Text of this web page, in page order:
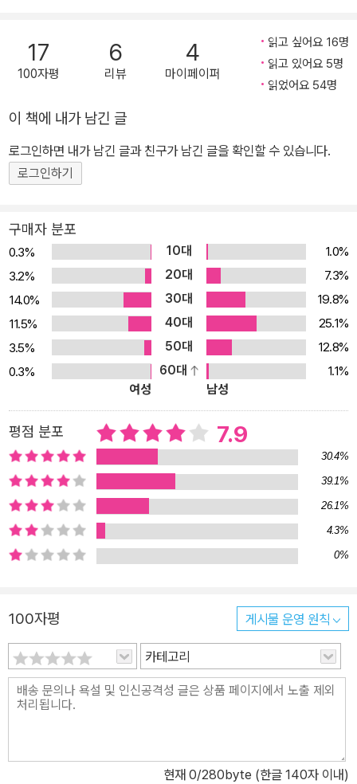
론에 매달렸다. 이론을 잃어버리면 이미 저지른 살인 행위를 설명할
길이 없다. 이론을 놓아버리고 폭력에서 손을 떼는 것은 곧 자신의 의
지가 약하다는 뜻이다. 약함이 드러나면 다음 희생자는 자신이 될 것
이다. “점점 심해지는 폭력 앞에서 주춤한 사람도 마음 약한 자세를
것을 금방 깨달았다.”(188쪽) 개개인의 내면에 도사린 공포에 힘입
어 이론이라는 괴물은 갈수록 강력하게 연합적군 멤버들을 사로잡았
달 만에 12명이 싸늘한 주검으로 발견됐다. 그들을 때리고 찔러 죽인
것은 다름 아닌 나머지 19명, 그들의 동지였다. 1972년 3월, ‘연합적
군 숙청 사건’이라는 이름으로 역사에 남은 이 참사는 일본 열도를 발
좌파 활동가들은 좌파 내부의 자멸적 광란에 망연자실했다. 한때 운
동의 지지자였던 이들이 잇따라 등을 돌렸다. 동지 살해라는 오명을
뒤집어쓴 채 ‘혁명’은 일본 사회의 금기어가 되었다. 수많은 사람들이
산속의 ‘밀실’에서는 희생자를 선택하는 기준이 없었다. 내일은 누가
묶이고 고문당할지 알 수 없었다. 내면에서 솟아오르는 두려움과 의
구심을 모두들 하나같이 눌러 죽였고, 오히려 더욱 열성적으로 폭력
에 참가했다. 폭력은 동지가 진정한 혁명가로 거듭나게 하기 위한 원
조 행위였다. 폭력 앞에서 망설임을 느끼는 건 혁명가답지 못한 일이
었다. 그들은 마음이 강하지 못한 자신을 스스로 꾸짖었다. 아무도 자
신들이 걸어가는 엇나간 길을 멈추지 못했다. 평균 나이 23.3세, 혁명
적 열정 이외에는 여느 또래와 다를 게 없었던 젊은이들을 돌이킬 수
없는 구렁텅이로 떠민 ‘보이지 않는 손’의 정체는 무엇이었을까? 저
자는 이 질문에 답하기 위해 적군파의 궤적을 탄생부터 소멸까지 추
적하며 그들의 내면을 세밀하게 해부한다. 그리고 적군파의 비극이
유별난 악마가 저지른 이례적 범죄가 아니라 보편적 인간 심리에 기
반을 둔, 누구나 빠져들 수 있는 자기 함정이라는 것을 밝혀낸다. 일본
진보를 수렁에 빠뜨린 ‘연합적군 숙청 사건’ 지금은 정치적 대자보 한
장 찾아보기 힘든 일본 대학의 캠퍼스. 하지만 일본에도 한때 학생 운
으로 옮겨 붙었다. 수십만 명의 학생들이 헬멧과 각목으로 무장하고
건설, 미국의 신탁 통치를 받던 오키나와 문제, 미농촌의 난개발, 대학
당국의 부패 등 맞서 싸울 사회 문제는 차고 넘쳤다. 시민 사회도 열정
적 젊은이들의 싸움에 적극 동조했다. 그러나 열도를 휩싼 투쟁의 열
어 두 달 만에 12명이 희생된 전대미문의 연쇄 살인. 전원이 합세하여
17
100자평
6
리뷰
4
마이페이퍼
읽고 싶어요 16명
읽고 있어요 5명
읽었어요 54명
이 책에 내가 남긴 글
로그인하면 내가 남긴 글과 친구가 남긴 글을 확인할 수 있습니다.
로그인하기
구매자 분포
0.3% 10대
1.0%
3.2%
20대
7.3%
14.0%
30대
19.8%
11.5%
40대
25.1%
3.5%
50대
12.8%
0.3%
60대
1.1%
여성
남성
평점 분포 7.9
30.4%
39.1%
26.1%
4.3%
0%
100자평 게시물 운영 원칙
카테고리
현재 0/280byte (한글 140자 이내)